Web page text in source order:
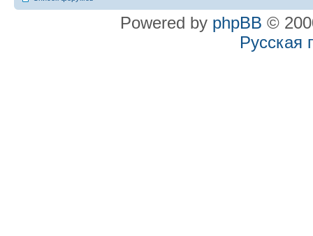
Powered by phpBB ©
Русская